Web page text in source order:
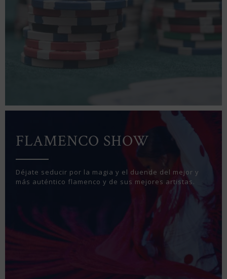
FLAMENCO SHOW
Déjate seducir por la magia y el duende del mejor y
más auténtico flamenco y de sus mejores artistas.